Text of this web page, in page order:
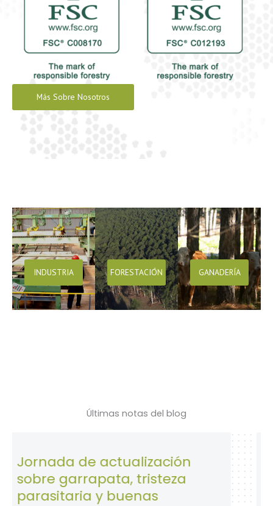
Más Sobre Nosotros
INDUSTRIA FORESTACIÓN GANADERÍA
Últimas notas del blog
de actualización
garrapata, tristeza
y buenas
28 de
la
trabajo.